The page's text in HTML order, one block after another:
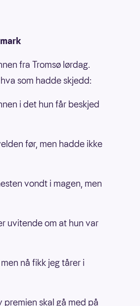
fra Tromsø lørdag.
som hadde skjedd:
i det hun får beskjed
før, men hadde ikke
vondt i magen, men
uvitende om at hun var
nå fikk jeg tårer i
skal gå med på